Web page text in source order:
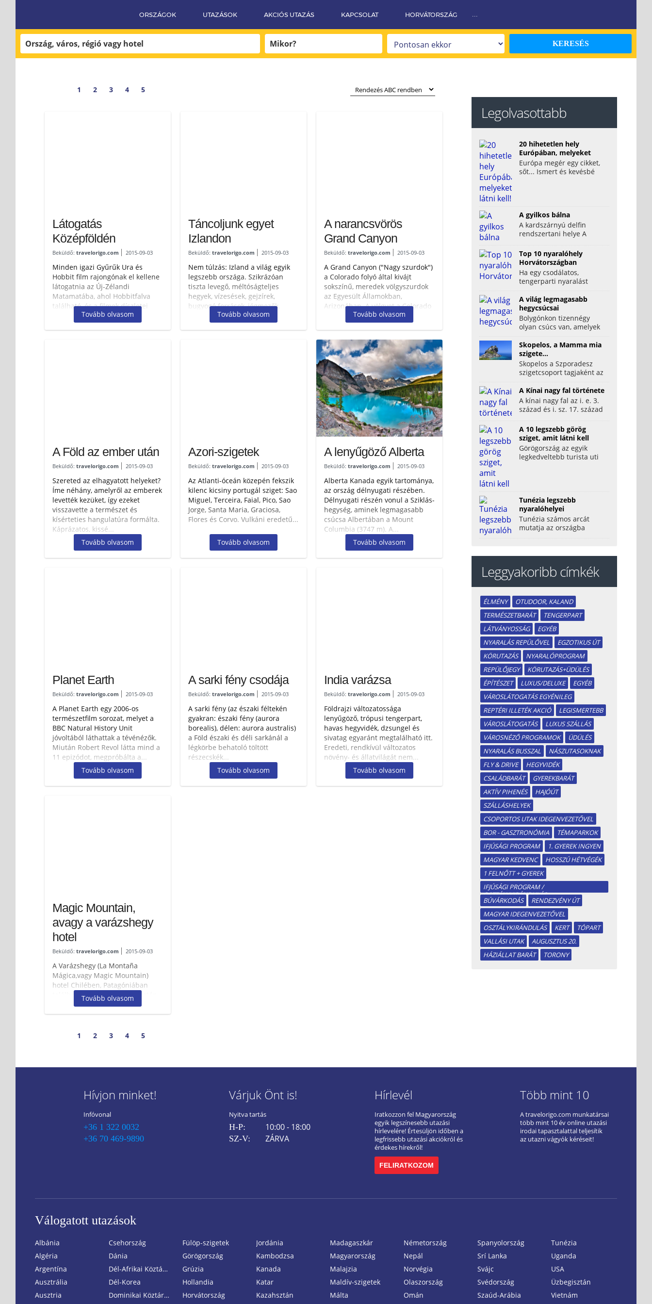
ORSZÁGOK UTAZÁSOK AKCIÓS UTAZÁS KAPCSOLAT HORVÁTORSZÁG ...
KERESÉS
1 2 3 4 5
Látogatás
Középföldén
Beküldő: travelorigo.com 2015-09-03
Minden igazi Gyűrűk Ura és
Hobbit film rajongónak el kellene
látogatnia az Új-Zélandi
Matamatába, ahol Hobbitfalva
található, és a filmek díszletei
várják. Hobbitfalva közepén...
Tovább olvasom
Táncoljunk egyet
Izlandon
Beküldő: travelorigo.com 2015-09-03
Nem túlzás: Izland a világ egyik
legszebb országa. Szikrázóan
tiszta levegő, méltóságteljes
hegyek, vízesések, gejzírek,
bugyogó források, jégmezők,
gleccserek, bálnák, fókák. A...
Tovább olvasom
A narancsvörös
Grand Canyon
Beküldő: travelorigo.com 2015-09-03
A Grand Canyon ("Nagy szurdok")
a Colorado folyó által kivájt
sokszínű, meredek völgyszurdok
az Egyesült Államokban,
Arizonában. A völgyet a Colorado
folyó valószínűleg 17...
Tovább olvasom
A Föld az ember után
Beküldő: travelorigo.com 2015-09-03
Szereted az elhagyatott helyeket?
Íme néhány, amelyről az emberek
levették kezüket, így ezeket
visszavette a természet és
kísérteties hangulatúra formálta.
Káprázatos, kissé...
Tovább olvasom
Azori-szigetek
Beküldő: travelorigo.com 2015-09-03
Az Atlanti-óceán közepén fekszik
kilenc kicsiny portugál sziget: Sao
Miguel, Terceira, Faial, Pico, Sao
Jorge, Santa Maria, Graciosa,
Flores és Corvo. Vulkáni eredetű...
Tovább olvasom
A lenyűgöző Alberta
Beküldő: travelorigo.com 2015-09-03
Alberta Kanada egyik tartománya,
az ország délnyugati részében.
Délnyugati részén vonul a Sziklás-
hegység, aminek legmagasabb
csúcsa Albertában a Mount
Columbia (3747 m). A...
Tovább olvasom
Planet Earth
Beküldő: travelorigo.com 2015-09-03
A Planet Earth egy 2006-os
természetfilm sorozat, melyet a
BBC Natural History Unit
jóvoltából láthattak a tévénézők.
Miután Robert Revol látta mind a
11 epizódot, megpróbálta a...
Tovább olvasom
A sarki fény csodája
Beküldő: travelorigo.com 2015-09-03
A sarki fény (az északi féltekén
gyakran: északi fény (aurora
borealis), délen: aurora australis)
a Föld északi és déli sarkánál a
légkörbe behatoló töltött
részecskék...
Tovább olvasom
India varázsa
Beküldő: travelorigo.com 2015-09-03
Földrajzi változatossága
lenyűgöző, trópusi tengerpart,
havas hegyvidék, dzsungel és
sivatag egyaránt megtalálható itt.
Eredeti, rendkívül változatos
növény- és állatvilágát nem...
Tovább olvasom
Magic Mountain,
avagy a varázshegy
hotel
Beküldő: travelorigo.com 2015-09-03
A Varázshegy (La Montaña
Mágica,vagy Magic Mountain)
hotel Chilében, Patagóniában
található a Huilo-Huilo területén.
Huilo-Huilo egy magánforrásokból
finanszírozott...
Tovább olvasom
1 2 3 4 5
Legolvasottabb
20 hihetetlen hely
Európában, melyeket
látni kell!
Európa megér egy cikket,
sőt... Ismert és kevésbé
A gyilkos bálna
A kardszárnyú delfin
rendszertani helye A
latin nevén az orca a ma...
Top 10 nyaralóhely
Horvátországban
Ha egy csodálatos,
tengerparti nyaralást
kitűnő választás
Horvátország. A...
A világ legmagasabb
hegycsúcsai
Bolygónkon tizennégy
olyan csúcs van, amelyek
magasabb. Ezek
mindegyike a...
Skopelos, a Mamma mia
szigete...
Skopelos a Szporadesz
szigetcsoport tagjaként az
szegletében helyezkedik
el...
A Kínai nagy fal története
A kínai nagy fal az i. e. 3.
század és i. sz. 17. század
határán épített...
A 10 legszebb görög
sziget, amit látni kell
Görögország az egyik
legkedveltebb turista uti
Tunézia legszebb
nyaralóhelyei
Tunézia számos arcát
mutatja az országba
történelmének,...
Leggyakoribb címkék
ÉLMÉNY
OTUDOOR, KALAND
TERMÉSZETBARÁT
TENGERPART
LÁTVÁNYOSSÁG
EGYÉB
NYARALÁS REPÜLŐVEL
EGZOTIKUS ÚT
KÖRUTAZÁS
NYARALÓPROGRAM
REPÜLŐJEGY
KÖRUTAZÁS+ÜDÜLÉS
ÉPÍTÉSZET
LUXUS/DELUXE
EGYÉB
VÁROSLÁTOGATÁS EGYÉNILEG
REPTÉRI ILLETÉK AKCIÓ
LEGISMERTEBB
VÁROSLÁTOGATÁS
LUXUS SZÁLLÁS
VÁROSNÉZŐ PROGRAMOK
ÜDÜLÉS
NYARALÁS BUSSZAL
NÁSZUTASOKNAK
FLY & DRIVE
HEGYVIDÉK
CSALÁDBARÁT
GYEREKBARÁT
AKTÍV PIHENÉS
HAJÓÚT
SZÁLLÁSHELYEK
CSOPORTOS UTAK IDEGENVEZETŐVEL
BOR - GASZTRONÓMIA
TÉMAPARKOK
IFJÚSÁGI PROGRAM
1. GYEREK INGYEN
MAGYAR KEDVENC
HOSSZÚ HÉTVÉGÉK
1 FELNŐTT + GYEREK
IFJÚSÁGI PROGRAM /
OSZTÁLYKIRÁNDULÁS
BÚVÁRKODÁS
RENDEZVÉNY ÚT
MAGYAR IDEGENVEZETŐVEL
OSZTÁLYKIRÁNDULÁS
KERT
TÓPART
VALLÁSI UTAK
AUGUSZTUS 20.
HÁZIÁLLAT BARÁT
TORONY
Hívjon minket!
Infóvonal
+36 1 322 0032
+36 70 469-9890
Várjuk Önt is!
Nyitva tartás
H-P: 10:00 - 18:00
SZ-V: ZÁRVA
Hírlevél
Iratkozzon fel Magyarország
egyik legszínesebb utazási
hírlevelére! Értesüljön időben a
legfrissebb utazási akciókról és
érdekes hírekről!
FELIRATKOZOM
Több mint 10
A travelorigo.com munkatársai
több mint 10 év online utazási
irodai tapasztalattal teljesítik
az utazni vágyók kéréseit!
Válogatott utazások
Albánia
Algéria
Argentína
Ausztrália
Ausztria
Csehország
Dánia
Dél-Afrikai Köztársaság
Dél-Korea
Dominikai Köztársaság
Fülöp-szigetek
Görögország
Grúzia
Hollandia
Horvátország
Jordánia
Kambodzsa
Kanada
Katar
Kazahsztán
Madagaszkár
Magyarország
Malajzia
Maldív-szigetek
Málta
Németország
Nepál
Norvégia
Olaszország
Omán
Spanyolország
Srí Lanka
Svájc
Svédország
Szaúd-Arábia
Tunézia
Uganda
USA
Üzbegisztán
Vietnám